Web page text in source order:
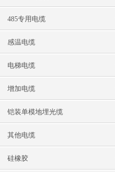
485专用电缆
感温电缆
电梯电缆
增加电缆
铠装单模地埋光缆
其他电缆
硅橡胶